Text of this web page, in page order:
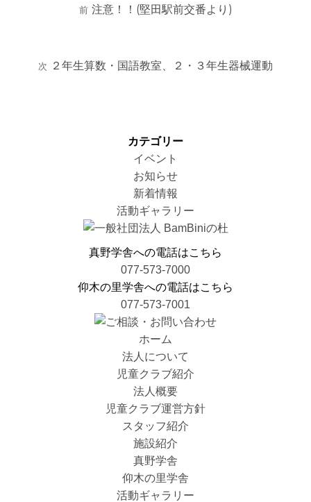
者
日:
ゴ
ゲ
前
前
稿:
注意！！(堅田駅前交番より)
次
次
２年生算数・国語教室、２・３年生器械運動
カテゴリー
イベント
お知らせ
新着情報
活動ギャラリー
真野学舎への電話はこちら
077-573-7000
仰木の里学舎への電話はこちら
077-573-7001
ホーム
法人について
児童クラブ紹介
法人概要
児童クラブ運営方針
スタッフ紹介
施設紹介
真野学舎
仰木の里学舎
活動ギャラリー